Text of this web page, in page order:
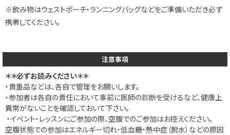
※飲み物はウェストポーチ・ランニングバッグなどをご準備いただき必ず
携帯してください。
注意事項
＊＊必ずお読みください＊＊
・貴重品などは、各自で管理をお願いします。‬
‪‪・参加者は各自の責任において事前に医師の診断を受けるなど、健康上
異常がないことを確認しておいて下さい。
‬ ・イベント・レッスンにご参加の際、空腹でのご参加はお控えください。
空腹状態での参加はエネルギー切れ・低血糖・熱中症（脱水）などの原因